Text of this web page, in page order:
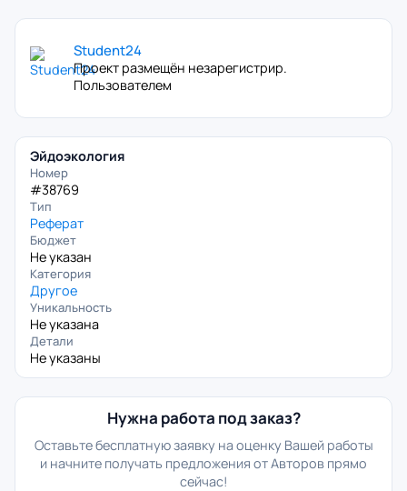
Student24
Проект размещён незарегистрир.
Пользователем
Эйдоэкология
Номер
#38769
Тип
Реферат
Бюджет
Не указан
Категория
Другое
Уникальность
Не указана
Детали
Не указаны
Нужна работа под заказ?
Оставьте бесплатную заявку на оценку Вашей работы
и начните получать предложения от Авторов прямо
сейчас!